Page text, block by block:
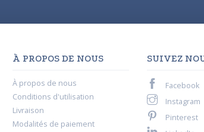
À PROPOS DE NOUS
À propos de nous
Conditions d'utilisation
Livraison
Modalités de paiement
SUIVEZ
Facebook
Instagram
Pinterest